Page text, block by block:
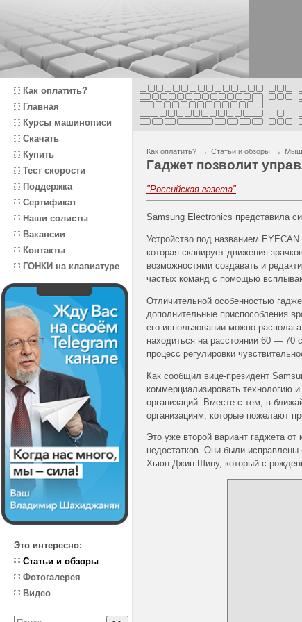
Как оплатить?
Главная
Курсы машинописи
Скачать
Купить
Тест скорости
Поддержка
Сертификат
Наши солисты
Вакансии
Контакты
ГОНКИ на клавиатуре
Это интересно:
Статьи и обзоры
Фотогалерея
Видео
Как оплатить? → Статьи и обзоры →
Гаджет позволит
"Российская газета"
Samsung Electronics представила
Устройство под названием
которая сканирует движения
возможностями создавать и
частых команд с помощью
Отличительной особенностью
дополнительные приспособления
его использовании можно
находиться на расстоянии 60 — 70
процесс регулировки
Как сообщил вице-президент
коммерциализировать технологию
организаций. Вместе с тем, в
организациям, которые пожелают
Это уже второй вариант гаджета
недостатков. Они были исправлены
Хьюн-Джин Шину, который с